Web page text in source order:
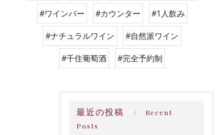
#ワインバー #カウンター #1人飲み
#ナチュラルワイン #自然派ワイン
#千住葡萄酒 #完全予約制
最近の投稿
Recent
Posts